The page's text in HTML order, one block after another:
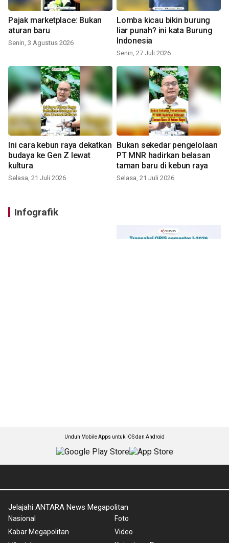
Pajak marketplace: Bukan
aturan baru
Senin, 3 Agustus 2026
Lomba kicau bikin burung
liar punah? ini kata Burung
Indonesia
Senin, 27 Juli 2026
Ini cara kebun raya dekatkan
budaya ke Gen Z lewat
kultura
Selasa, 21 Juli 2026
Bukan sekedar pengelolaan
PT MNR hadirkan belasan
taman baru di kebun raya
Selasa, 21 Juli 2026
Infografik
Unduh Mobile Apps untuk iOS dan Android
Jelajahi ANTARA News Megapolitan
Nasional
Kabar Megapolitan
Foto
Video